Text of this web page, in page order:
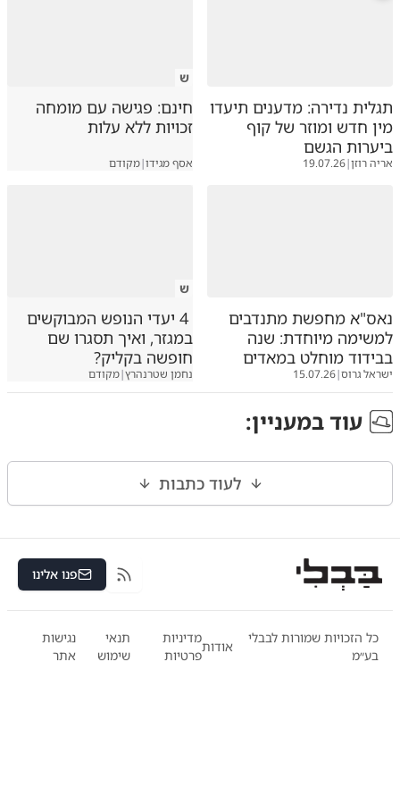
תגלית נדירה: מדענים תיעדו
מין חדש ומוזר של קוף
ביערות הגשם
אריה רוזן|
19.07.26
ש
חינם: פגישה עם מומחה
זכויות ללא עלות
אסף מגידו|מקודם
נאס"א מחפשת מתנדבים
למשימה מיוחדת: שנה
בבידוד מוחלט במאדים
ישראל גרוס|
15.07.26
ש
4 יעדי הנופש המבוקשים
במגזר, ואיך תסגרו שם
חופשה בקליק?
נחמן שטרנהרץ|מקודם
עוד במעניין:
לעוד כתבות
RSS פנו אלינו
כל הזכויות שמורות לבבלי
בע״מ
אודות
מדיניות
פרטיות
תנאי
שימוש
נגישות
אתר